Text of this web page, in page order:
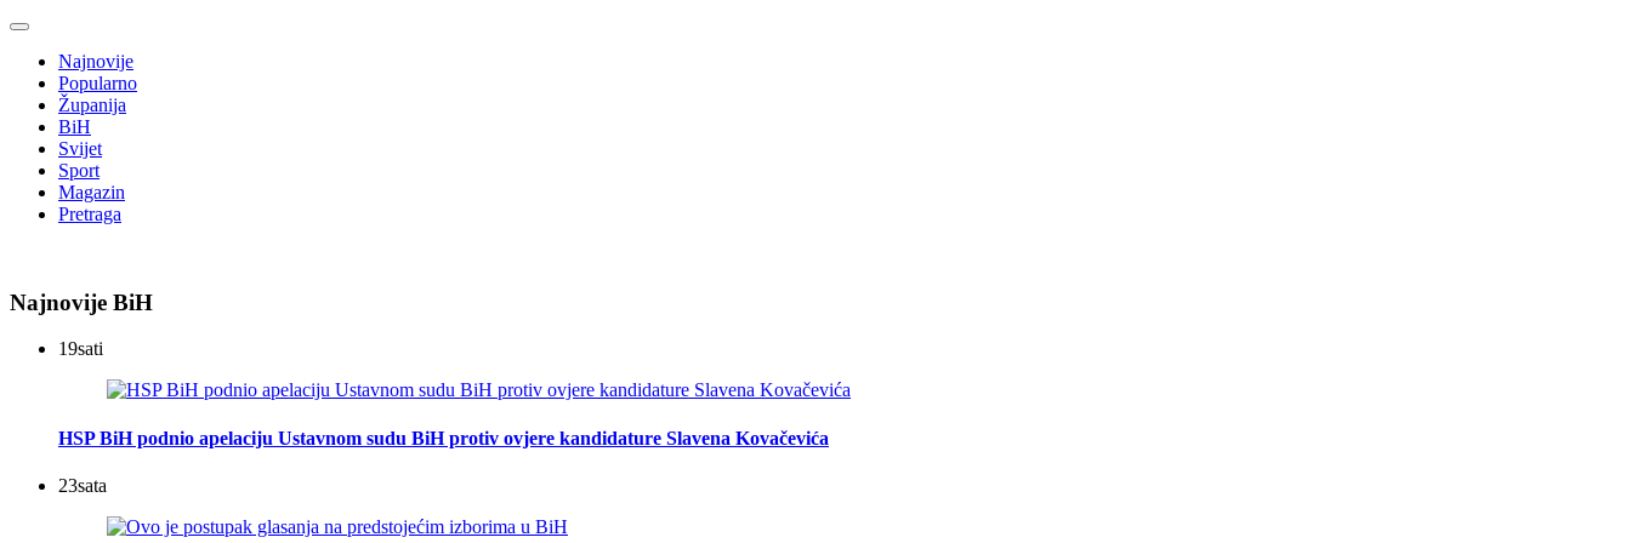
Najnovije
Popularno
Županija
BiH
Svijet
Sport
Magazin
Pretraga
Najnovije BiH
19sati
HSP BiH podnio apelaciju Ustavnom sudu BiH protiv ovjere kandidature Slavena Kovačevića
23sata